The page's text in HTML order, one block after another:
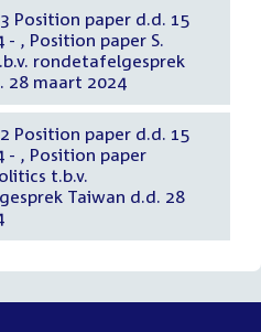
Position paper d.d. 15
S.
rondetafelgesprek
28 maart 2024
Position paper d.d. 15
t.b.v.
Taiwan d.d. 28